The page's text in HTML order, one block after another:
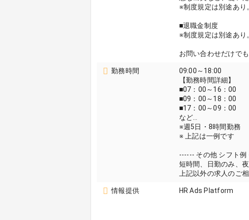
※制度規定は別途あり
■退職金制度
※制度規定は別途あり
お問い合わせだけでも
勤務時間
09:00～18:00
【勤務時間詳細】
■07：00～16：00
■09：00～18：00
■17：00～09：00
など…
※週5日・8時間勤務
※ 上記は一例です
------ その他 シフト例
短時間、日勤のみ、
上記以外の求人のご
情報提供 HR Ads Platform